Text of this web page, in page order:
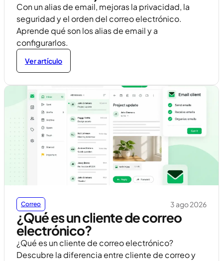
Con un alias de email, mejoras la privacidad, la
seguridad y el orden del correo electrónico.
Aprende qué son los alias de email y a
configurarlos.
Ver artículo
Correo 3 ago 2026
¿Qué es un cliente de correo
electrónico?
¿Qué es un cliente de correo electrónico?
Descubre la diferencia entre cliente de correo y